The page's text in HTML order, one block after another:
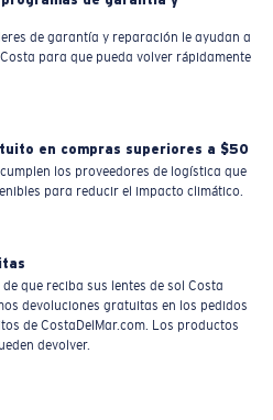
de garantía y reparación le ayudan a
para que pueda volver rápidamente
en compras superiores a $50
los proveedores de logística que
para reducir el impacto climático.
que reciba sus lentes de sol Costa
devoluciones gratuitas en los pedidos
de CostaDelMar.com. Los productos
devolver.